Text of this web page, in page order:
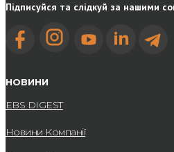
Вартість даної послуги залежить від
годин, необхідних для його
формуємо вартість вже після
Звертайтеся за номером телефону,
оперативно зв’яжуться з вами та
запитання.
Підписуйся та слідкуй за нашими
НОВИНИ
EBS DIGEST
Новини Компанії